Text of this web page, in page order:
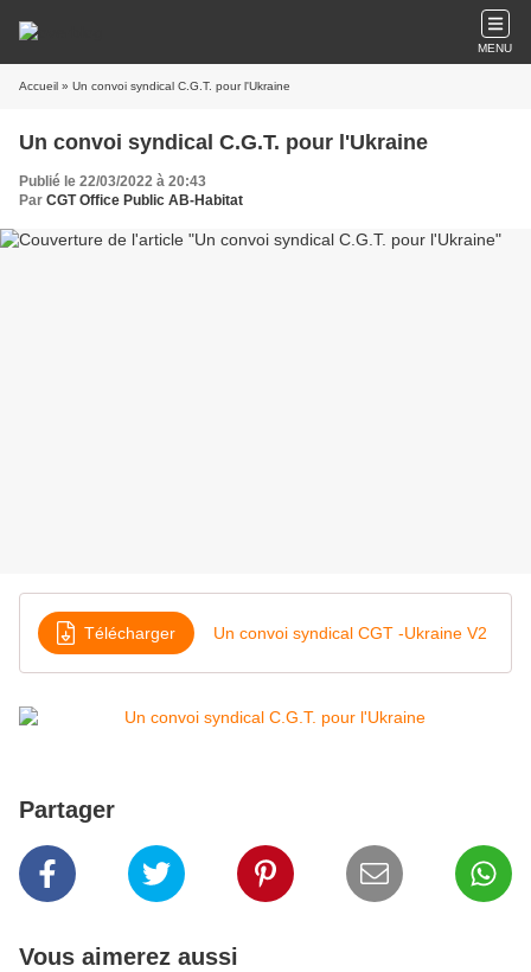
MENU
Accueil » Un convoi syndical C.G.T. pour l'Ukraine
Un convoi syndical C.G.T. pour l'Ukraine
Publié le 22/03/2022 à 20:43
Par CGT Office Public AB-Habitat
Télécharger Un convoi syndical CGT -Ukraine V2
Partager
Vous aimerez aussi